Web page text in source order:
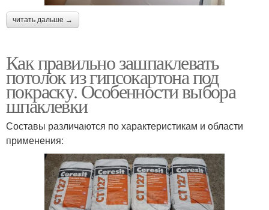
читать дальше →
Как правильно зашпаклевать
потолок из гипсокартона под
покраску. Особенности выбора
шпаклевки
Составы различаются по характеристикам и области
применения: